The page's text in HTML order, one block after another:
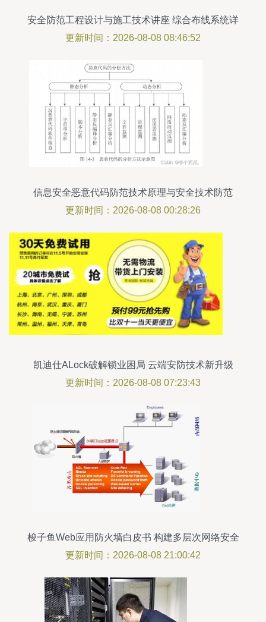
安全防范工程设计与施工技术讲座 综合布线系统详
解
更新时间：2026-08-08 08:46:52
信息安全恶意代码防范技术原理与安全技术防范
更新时间：2026-08-08 00:28:26
凯迪仕ALock破解锁业困局 云端安防技术新升级
更新时间：2026-08-08 07:23:43
梭子鱼Web应用防火墙白皮书 构建多层次网络安全
技术防范体系
更新时间：2026-08-08 21:00:42